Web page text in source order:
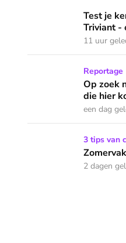
een kopje koffie bij de
je beter niet met het
Test je kennis met
Test je
Triviant -
11 uur
Op zoek naar God in
Reportage
Op zoek
die hier
een dag
Zomervakantie? Zó
3 tips van
2 dagen